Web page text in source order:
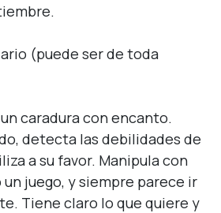
(puede ser de toda
caradura con encanto.
detecta las debilidades de
a su favor. Manipula con
juego, y siempre parece ir
Tiene claro lo que quiere y